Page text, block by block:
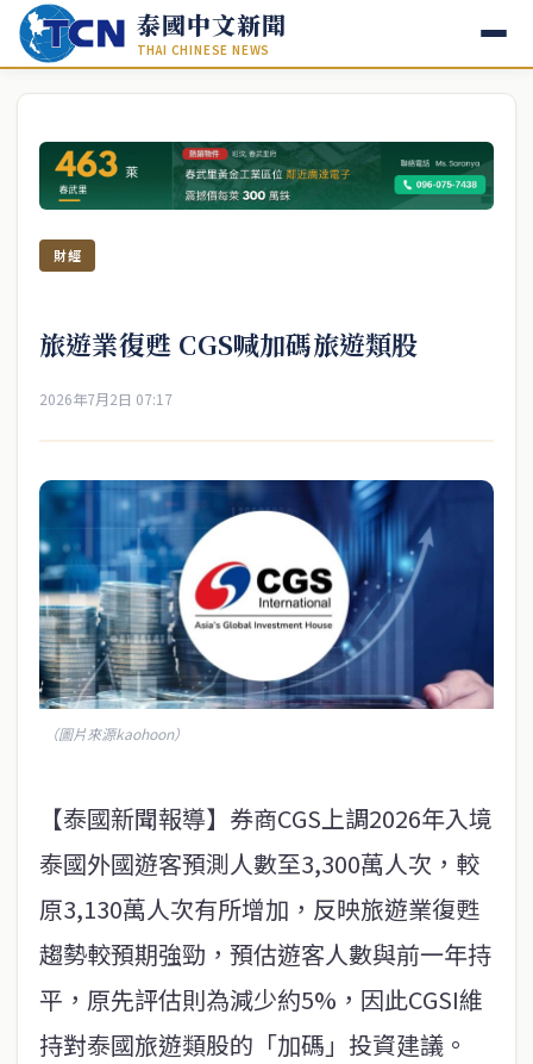
泰國中文新聞
THAI CHINESE NEWS
財經
旅遊業復甦 CGS喊加碼旅遊類股
2026年7月2日 07:17
（圖片來源kaohoon）
【泰國新聞報導】券商CGS上調2026年入境
泰國外國遊客預測人數至3,300萬人次，較
原3,130萬人次有所增加，反映旅遊業復甦
趨勢較預期強勁，預估遊客人數與前一年持
平，原先評估則為減少約5%，因此CGSI維
持對泰國旅遊類股的「加碼」投資建議。